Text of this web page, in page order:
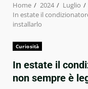
Home 2024 Luglio
In estate il
installarlo
Curiosità
In estate il
non sempre è